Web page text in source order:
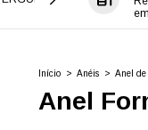
Início > Anéis > Anel de
Anel